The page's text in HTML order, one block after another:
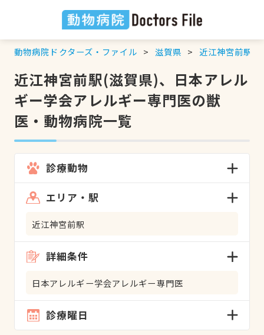
動物病院ドクターズ・ファイル 滋賀県 近江神宮前駅
近江神宮前駅(滋賀県)、日本アレル
ギー学会アレルギー専門医の獣
医・動物病院一覧
診療動物
エリア・駅
近江神宮前駅
詳細条件
日本アレルギー学会アレルギー専門医
診療曜日